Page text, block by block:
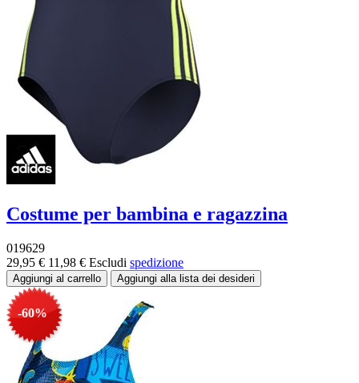
Costume per bambina e ragazzina
019629
29,95 € 11,98 € Escludi spedizione
-60%